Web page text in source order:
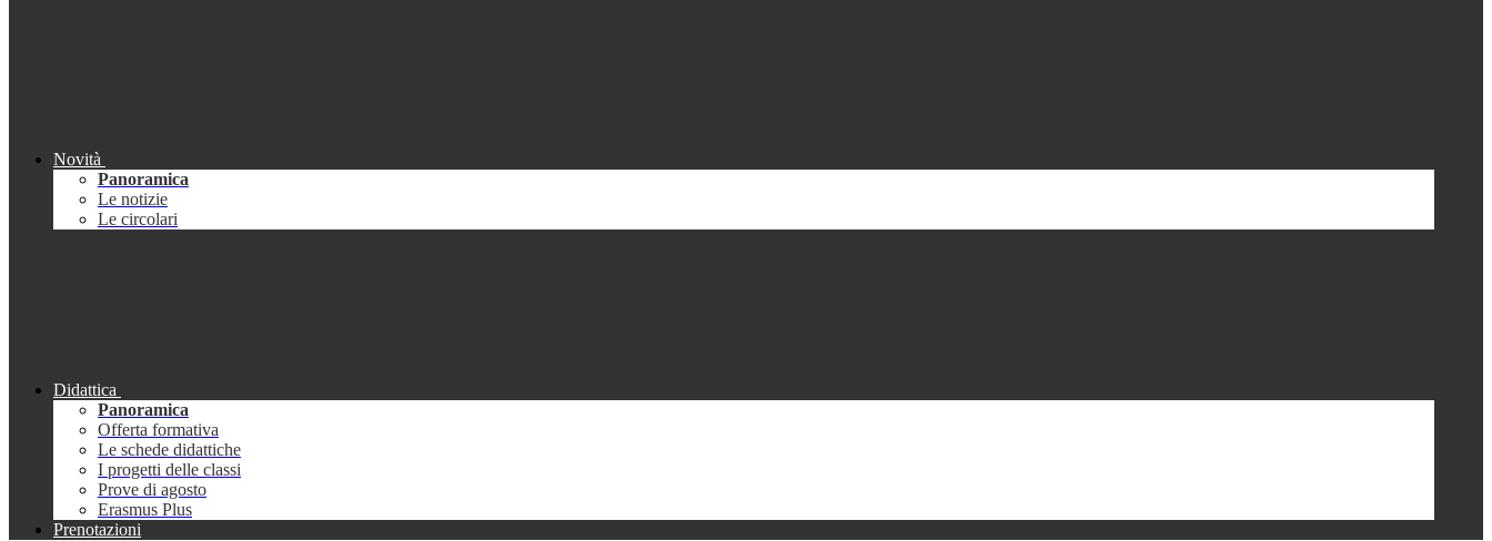
Novità
Panoramica
Le notizie
Le circolari
Didattica
Panoramica
Offerta formativa
Le schede didattiche
I progetti delle classi
Prove di agosto
Erasmus Plus
Prenotazioni